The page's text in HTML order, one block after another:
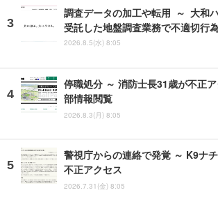
調査データの加工や転用 ～ 大和
受託した地盤調査業務で不適切行
2026.8.5(水) 8:05
停職処分 ～ 消防士長31歳が不正
部情報閲覧
2026.8.3(月) 8:05
警視庁からの連絡で発覚 ～ K9ナ
不正アクセス
2026.7.31(金) 8:05